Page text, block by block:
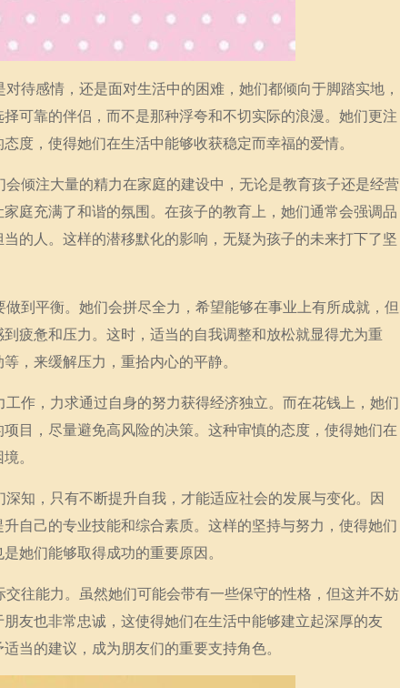
待感情，还是面对生活中的困难，她们都倾向于脚踏实地，
可靠的伴侣，而不是那种浮夸和不切实际的浪漫。她们更注
度，使得她们在生活中能够收获稳定而幸福的爱情。
倾注大量的精力在家庭的建设中，无论是教育孩子还是经营
庭充满了和谐的氛围。在孩子的教育上，她们通常会强调品
的人。这样的潜移默化的影响，无疑为孩子的未来打下了坚
到平衡。她们会拼尽全力，希望能够在事业上有所成就，但
疲惫和压力。这时，适当的自我调整和放松就显得尤为重
，来缓解压力，重拾内心的平静。
作，力求通过自身的努力获得经济独立。而在花钱上，她们
目，尽量避免高风险的决策。这种审慎的态度，使得她们在
。
知，只有不断提升自我，才能适应社会的发展与变化。因
自己的专业技能和综合素质。这样的坚持与努力，使得她们
她们能够取得成功的重要原因。
往能力。虽然她们可能会带有一些保守的性格，但这并不妨
友也非常忠诚，这使得她们在生活中能够建立起深厚的友
当的建议，成为朋友们的重要支持角色。